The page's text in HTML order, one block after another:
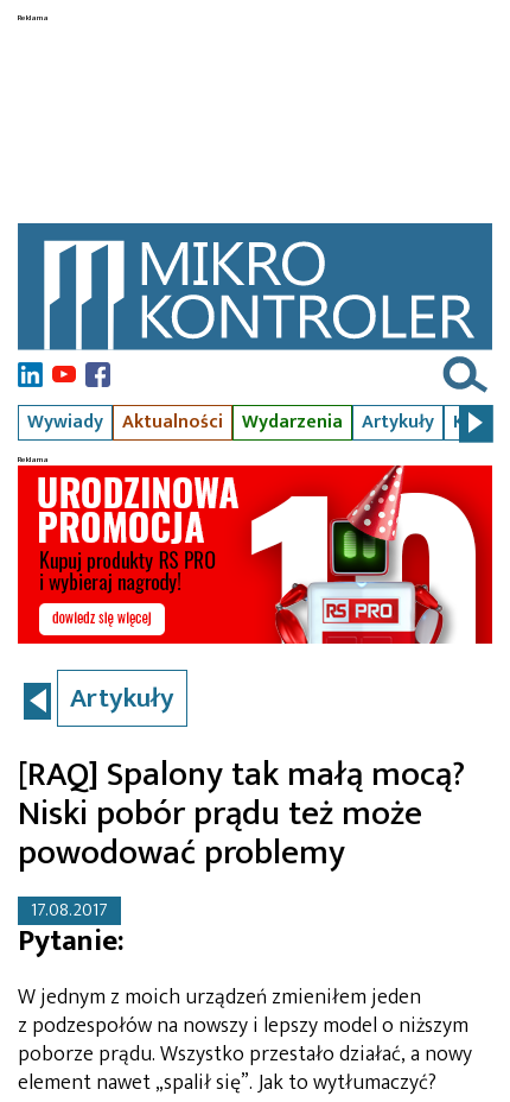
Wywiady Aktualności Wydarzenia Artykuły Kursy
Artykuły
[RAQ] Spalony tak małą mocą?
Niski pobór prądu też może
powodować problemy
17.08.2017
Pytanie:
W jednym z moich urządzeń zmieniłem jeden
z podzespołów na nowszy i lepszy model o niższym
poborze prądu. Wszystko przestało działać, a nowy
element nawet „spalił się”. Jak to wytłumaczyć?